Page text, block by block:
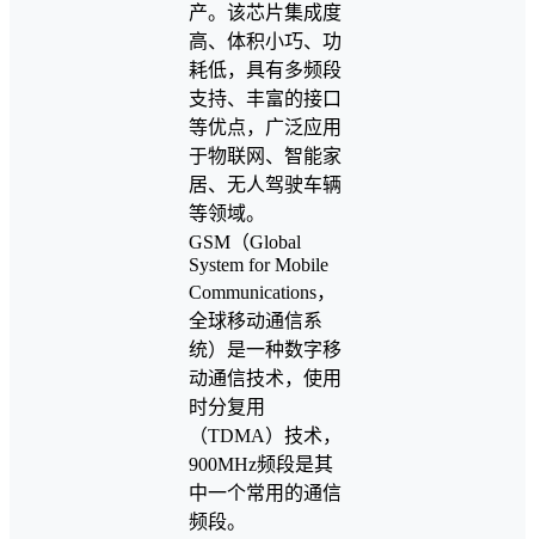
产。该芯片集成度
高、体积小巧、功
耗低，具有多频段
支持、丰富的接口
等优点，广泛应用
于物联网、智能家
居、无人驾驶车辆
等领域。
GSM（Global
System for Mobile
Communications，
全球移动通信系
统）是一种数字移
动通信技术，使用
时分复用
（TDMA）技术，
900MHz频段是其
中一个常用的通信
频段。